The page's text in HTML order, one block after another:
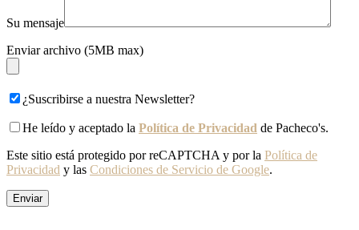
Su mensaje
Enviar archivo (5MB max)
¿Suscribirse a nuestra Newsletter?
He leído y aceptado la Política de Privacidad de Pacheco's.
Este sitio está protegido por reCAPTCHA y por la Política de
Privacidad y las Condiciones de Servicio de Google.